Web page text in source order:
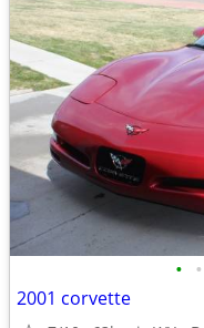
• •
2001 corvette